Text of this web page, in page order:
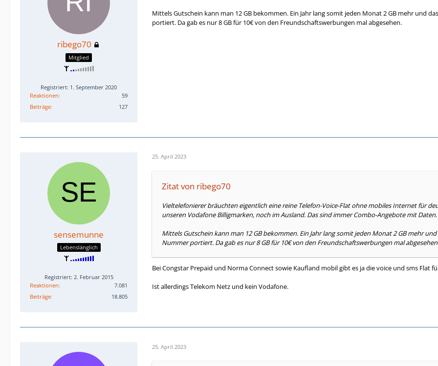
ribego70
Mitglied
Registriert: 1. September 2020
Reaktionen
59
Beiträge
127
Mittels Gutschein kann man 12 GB bekommen. Ein Jahr lang somit jeden Monat 2 GB mehr und
portiert. Da gab es nur 8 GB für 10€ von den Freundschaftswerbungen mal abgesehen.
sensemunne
Lebenslänglich
Registriert: 2. Februar 2015
Reaktionen
7.081
Beiträge
18.805
25. April 2023
Zitat von ribego70
Vieltelefonierer bräuchten eigentlich eine reine Telefon-Voice-Flat ohne mobiles Internet für
unseren Vodafone Billigmarken, noch im Ausland. Das sind immer Combo-Angebote mit Daten.
Mittels Gutschein kann man 12 GB bekommen. Ein Jahr lang somit jeden Monat 2 GB mehr
Nummer portiert. Da gab es nur 8 GB für 10€ von den Freundschaftswerbungen mal
Bei Congstar Prepaid und Norma Connect sowie Kaufland mobil gibt es ja die voice und sms Flat
Ist allerdings Telekom Netz und kein Vodafone.
25. April 2023